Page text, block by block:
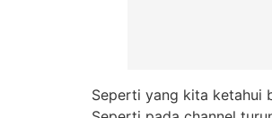
Seperti yang kita ketahui